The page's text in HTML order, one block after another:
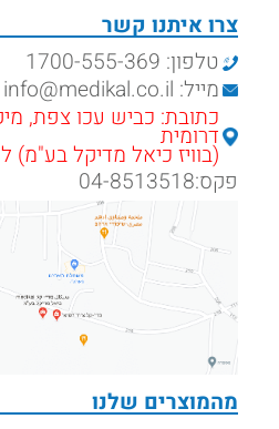
מהמוצרים שלנו
צרו איתנו קשר
טלפון: 1700-555-369
מייל: info@medikal.co.il
דרומית
(בוויז כיאל מדיקל בע"מ)
פקס:04-8513518